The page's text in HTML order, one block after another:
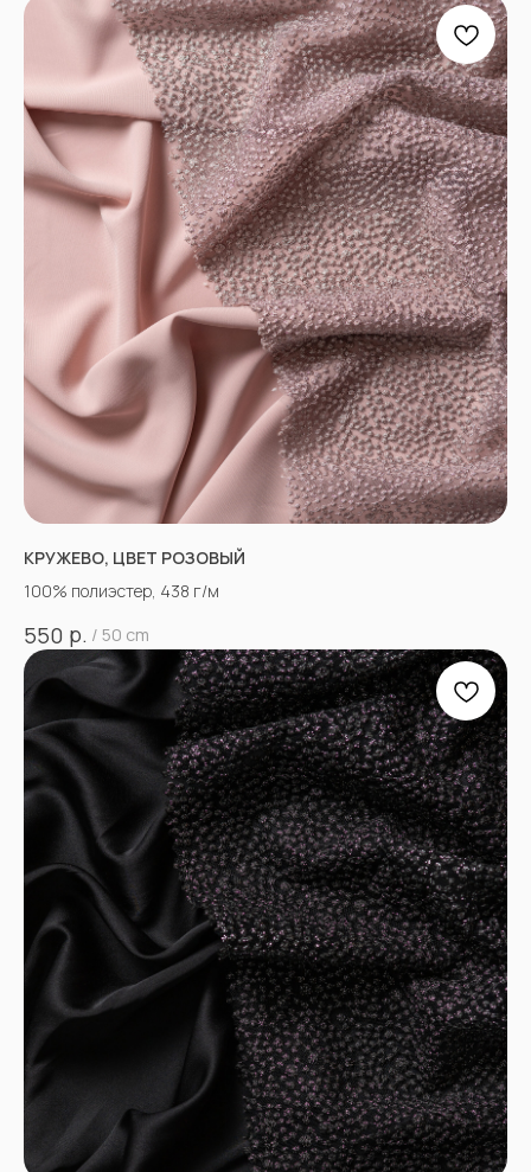
КРУЖЕВО, ЦВЕТ РОЗОВЫЙ
100% полиэстер, 438 г/м
550 р. / 50 cm